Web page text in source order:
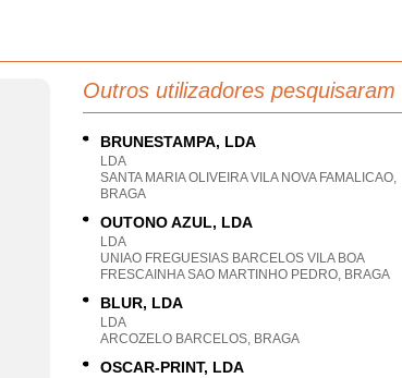
Outros utilizadores pesquisaram
BRUNESTAMPA, LDA
LDA
SANTA MARIA OLIVEIRA VILA NOVA FAMALICAO,
BRAGA
OUTONO AZUL, LDA
LDA
UNIAO FREGUESIAS BARCELOS VILA BOA
FRESCAINHA SAO MARTINHO PEDRO, BRAGA
BLUR, LDA
LDA
ARCOZELO BARCELOS, BRAGA
OSCAR-PRINT, LDA